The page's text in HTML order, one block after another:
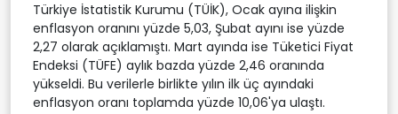
Türkiye İstatistik Kurumu (TÜİK), Ocak ayına ilişkin
enflasyon oranını yüzde 5,03, Şubat ayını ise yüzde
2,27 olarak açıklamıştı. Mart ayında ise Tüketici Fiyat
Endeksi (TÜFE) aylık bazda yüzde 2,46 oranında
yükseldi. Bu verilerle birlikte yılın ilk üç ayındaki
enflasyon oranı toplamda yüzde 10,06'ya ulaştı.